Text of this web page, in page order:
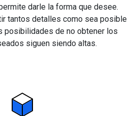
darle la forma que desee.
tantos detalles como sea posible
posibilidades de no obtener los
siguen siendo altas.